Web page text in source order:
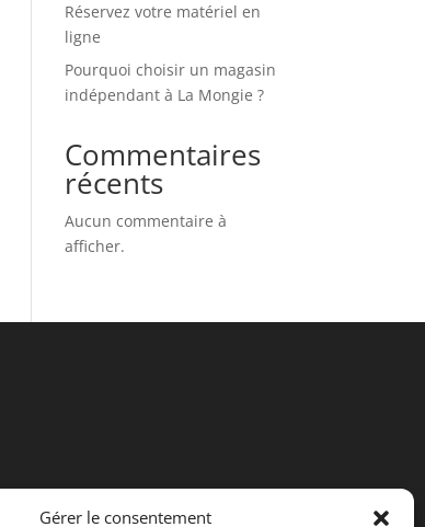
Gérer le consentement
Réservez votre matériel en
ligne
Pourquoi choisir un magasin
indépendant à La Mongie ?
Commentaires
récents
Aucun commentaire à
afficher.